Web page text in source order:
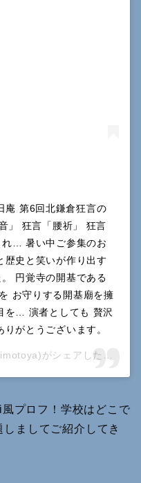
庵 第6回北鎌倉狂言の
」 狂言「腰祈」 狂言
れ… 暑い中ご参集のお
歴史と笑いが作り出す
円覚寺の開基である
お守りする開基廟を擁
を… 演者としても 贅沢
がとうございます。
がシェアした投稿 –
プロフ！学校はどこで
ましてご紹介してき